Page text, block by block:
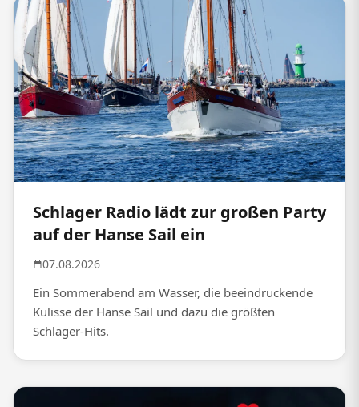
Schlager Radio lädt zur großen Party
auf der Hanse Sail ein
07.08.2026
Ein Sommerabend am Wasser, die beeindruckende
Kulisse der Hanse Sail und dazu die größten
Schlager-Hits.